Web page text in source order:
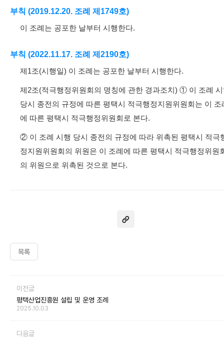
부칙 (2019.12.20. 조례 제1749호)
이 조례는 공포한 날부터 시행한다.
부칙 (2022.11.17. 조례 제2190호)
제1조(시행일) 이 조례는 공포한 날부터 시행한다.
제2조(적극행정위원회의 명칭에 관한 경과조치) ① 이 조례
당시 종전의 규정에 따른 평택시 적극행정지원위원회는 이 조
에 따른 평택시 적극행정위원회로 본다.
② 이 조례 시행 당시 종전의 규정에 따라 위촉된 평택시 적극
정지원위원회의 위원은 이 조례에 따른 평택시 적극행정위원
의 위원으로 위촉된 것으로 본다.
목록
이전글
평택산업진흥원 설립 및 운영 조례
2025.10.03
다음글